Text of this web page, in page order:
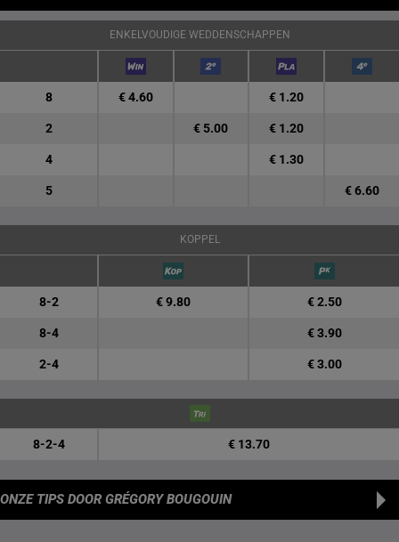
ENKELVOUDIGE WEDDENSCHAPPEN
8 € 4.60 € 1.20
2 € 5.00 € 1.20
4 € 1.30
5 € 6.60
KOPPEL
8-2 € 9.80 € 2.50
8-4 € 3.90
2-4 € 3.00
8-2-4 € 13.70
ONZE TIPS DOOR GRÉGORY BOUGOUIN